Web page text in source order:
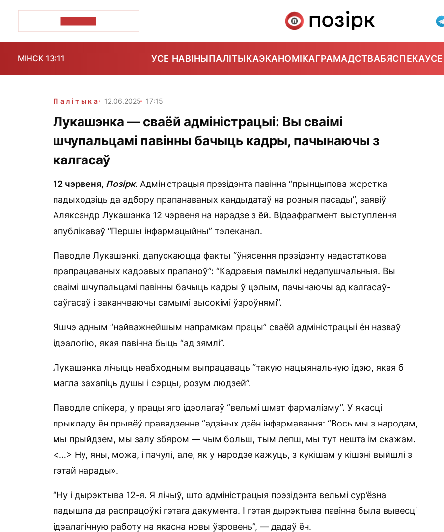
МІНСК 13:11 УСЕ НАВІНЫПАЛІТЫКАЭКАНОМІКАГРАМАДСТВАБЯСПЕКА
Палітыка 12.06.2025 17:15
Лукашэнка — сваёй адміністрацыі: Вы сваімі
шчупальцамі павінны бачыць кадры, пачынаючы з
калгасаў
12 чэрвеня, Позірк. Адміністрацыя прэзідэнта павінна “прынцыпова жорстка
падыходзіць да адбору прапанаваных кандыдатаў на розныя пасады”, заявіў
Аляксандр Лукашэнка 12 чэрвеня на нарадзе з ёй. Відэафрагмент выступлення
апублікаваў “Першы інфармацыйны” тэлеканал.
Паводле Лукашэнкі, дапускаюцца факты “ўнясення прэзідэнту недастаткова
прапрацаваных кадравых прапаноў”: “Кадравыя памылкі недапушчальныя. Вы
сваімі шчупальцамі павінны бачыць кадры ў цэлым, пачынаючы ад калгасаў-
саўгасаў і заканчваючы самымі высокімі ўзроўнямі”.
Яшчэ адным “найважнейшым напрамкам працы” сваёй адміністрацыі ён назваў
ідэалогію, якая павінна быць “ад зямлі”.
Лукашэнка лічыць неабходным выпрацаваць “такую ​​нацыянальную ідэю, якая б
магла захапіць душы і сэрцы, розум людзей”.
Паводле спікера, у працы яго ідэолагаў “вельмі шмат фармалізму”. У якасці
прыкладу ён прывёў правядзенне “адзіных дзён інфармавання: “Вось мы з народам,
мы прыйдзем, мы залу збяром — чым больш, тым лепш, мы тут нешта ім скажам.
<…> Ну, яны, можа, і пачулі, але, як у народзе кажуць, з кукішам у кішэні выйшлі з
гэтай нарады».
“Ну і дырэктыва 12-я. Я лічыў, што адміністрацыя прэзідэнта вельмі сур’ёзна
падышла да распрацоўкі гэтага дакумента. І гэтая дырэктыва павінна была вывесці
ідэалагічную работу на якасна новы ўзровень”, — дадаў ён.